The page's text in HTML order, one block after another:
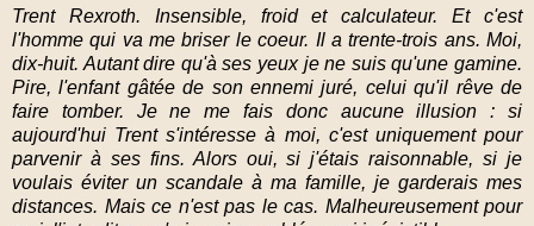
Trent Rexroth. Insensible, froid et calculateur. Et c'est
l'homme qui va me briser le coeur. Il a trente-trois ans. Moi,
dix-huit. Autant dire qu'à ses yeux je ne suis qu'une gamine.
Pire, l'enfant gâtée de son ennemi juré, celui qu'il rêve de
faire tomber. Je ne me fais donc aucune illusion : si
aujourd'hui Trent s'intéresse à moi, c'est uniquement pour
parvenir à ses fins. Alors oui, si j'étais raisonnable, si je
voulais éviter un scandale à ma famille, je garderais mes
distances. Mais ce n'est pas le cas. Malheureusement pour